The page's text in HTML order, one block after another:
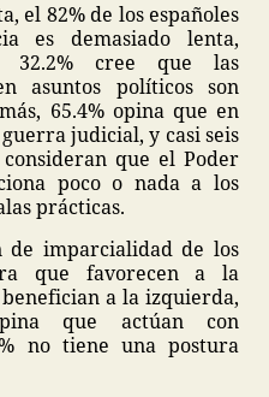
el 82% de los españoles
es demasiado lenta,
cree que las
asuntos políticos son
65.4% opina que en
judicial, y casi seis
que el Poder
poco o nada a los
prácticas.
de imparcialidad de los
que favorecen a la
a la izquierda,
que actúan con
no tiene una postura